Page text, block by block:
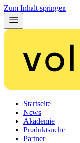
Zum Inhalt springen
Startseite
News
Akademie
Produktsuche
Partner